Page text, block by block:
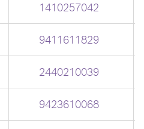
1410257042
9411611829
2440210039
9423610068